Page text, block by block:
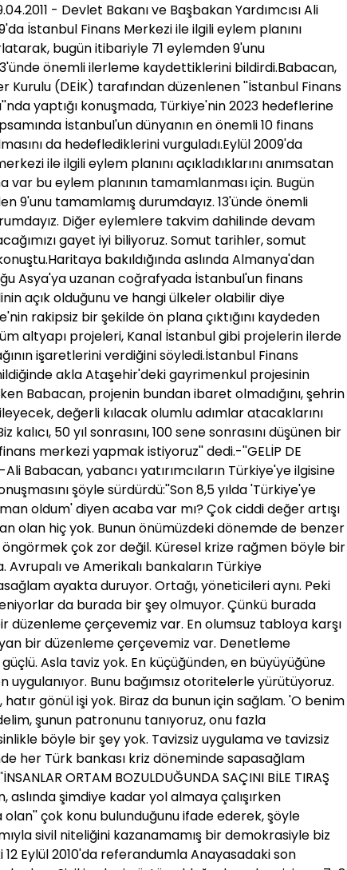
- Devlet Bakanı ve Başbakan Yardımcısı Ali
İstanbul Finans Merkezi ile ilgili eylem planını
bugün itibariyle 71 eylemden 9'unu
önemli ilerleme kaydettiklerini bildirdi.Babacan,
Kurulu (DEİK) tarafından düzenlenen ''İstanbul Finans
yaptığı konuşmada, Türkiye'nin 2023 hedeflerine
İstanbul'un dünyanın en önemli 10 finans
da hedeflediklerini vurguladı.Eylül 2009'da
ile ilgili eylem planını açıkladıklarını anımsatan
var bu eylem planının tamamlanması için. Bugün
9'unu tamamlamış durumdayız. 13'ünde önemli
Diğer eylemlere takvim dahilinde devam
gayet iyi biliyoruz. Somut tarihler, somut
bakıldığında aslında Almanya'dan
Asya'ya uzanan coğrafyada İstanbul'un finans
açık olduğunu ve hangi ülkeler olabilir diye
rakipsiz bir şekilde ön plana çıktığını kaydeden
altyapı projeleri, Kanal İstanbul gibi projelerin ilerde
işaretlerini verdiğini söyledi.İstanbul Finans
akla Ataşehir'deki gayrimenkul projesinin
Babacan, projenin bundan ibaret olmadığını, şehrin
değerli kılacak olumlu adımlar atacaklarını
kalıcı, 50 yıl sonrasını, 100 sene sonrasını düşünen bir
merkezi yapmak istiyoruz'' dedi.-''GELİP DE
Ali Babacan, yabancı yatırımcıların Türkiye'ye ilgisine
şöyle sürdürdü:''Son 8,5 yılda 'Türkiye'ye
oldum' diyen acaba var mı? Çok ciddi değer artışı
olan hiç yok. Bunun önümüzdeki dönemde de benzer
çok zor değil. Küresel krize rağmen böyle bir
ve Amerikalı bankaların Türkiye
ayakta duruyor. Ortağı, yöneticileri aynı. Peki
da burada bir şey olmuyor. Çünkü burada
düzenleme çerçevemiz var. En olumsuz tabloya karşı
bir düzenleme çerçevemiz var. Denetleme
Asla taviz yok. En küçüğünden, en büyüyüğüne
uygulanıyor. Bunu bağımsız otoritelerle yürütüyoruz.
gönül işi yok. Biraz da bunun için sağlam. 'O benim
şunun patronunu tanıyoruz, onu fazla
böyle bir şey yok. Tavizsiz uygulama ve tavizsiz
her Türk bankası kriz döneminde sapasağlam
ORTAM BOZULDUĞUNDA SAÇINI BİLE TIRAŞ
aslında şimdiye kadar yol almaya çalışırken
çok konu bulunduğunu ifade ederek, şöyle
sivil niteliğini kazanamamış bir demokrasiyle biz
12 Eylül 2010'da referandumla Anayasadaki son